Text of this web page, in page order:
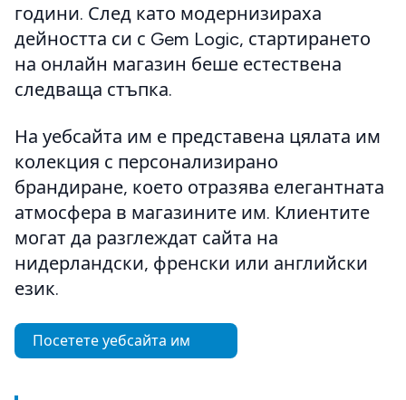
години. След като модернизираха
дейността си с Gem Logic, стартирането
на онлайн магазин беше естествена
следваща стъпка.
На уебсайта им е представена цялата им
колекция с персонализирано
брандиране, което отразява елегантната
атмосфера в магазините им. Клиентите
могат да разглеждат сайта на
нидерландски, френски или английски
език.
Посетете уебсайта им